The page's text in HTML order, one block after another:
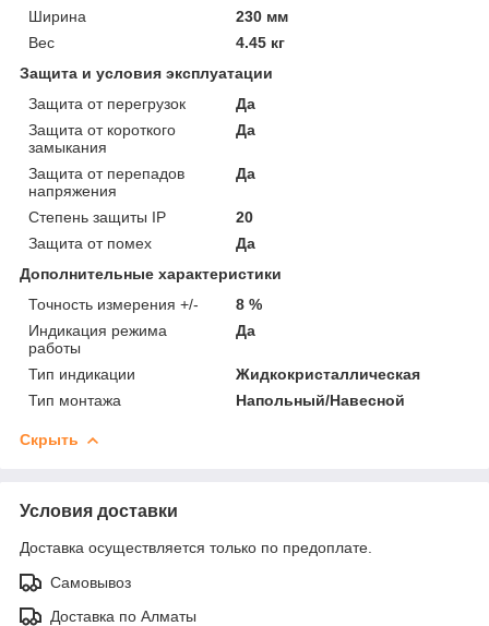
Ширина
230 мм
Вес
4.45 кг
Защита и условия эксплуатации
Защита от перегрузок
Да
Защита от короткого
замыкания
Да
Защита от перепадов
напряжения
Да
Степень защиты IP
20
Защита от помех
Да
Дополнительные характеристики
Точность измерения +/-
8 %
Индикация режима
работы
Да
Тип индикации
Жидкокристаллическая
Тип монтажа
Напольный/Навесной
Скрыть
Условия доставки
Доставка осуществляется только по предоплате.
Самовывоз
Доставка по Алматы